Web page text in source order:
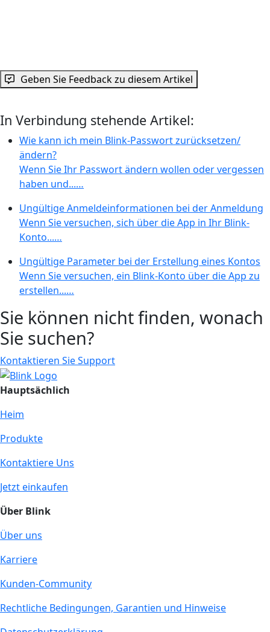
Geben Sie Feedback zu diesem Artikel
In Verbindung stehende Artikel:
Wie kann ich mein Blink-Passwort zurücksetzen/
ändern?
Wenn Sie Ihr Passwort ändern wollen oder vergessen
haben und...…
Ungültige Anmeldeinformationen bei der Anmeldung
Wenn Sie versuchen, sich über die App in Ihr Blink-
Konto...…
Ungültige Parameter bei der Erstellung eines Kontos
Wenn Sie versuchen, ein Blink-Konto über die App zu
erstellen...…
Sie können nicht finden, wonach
Sie suchen?
Kontaktieren Sie Support
Hauptsächlich
Heim
Produkte
Kontaktiere Uns
Jetzt einkaufen
Über Blink
Über uns
Karriere
Kunden-Community
Rechtliche Bedingungen, Garantien und Hinweise